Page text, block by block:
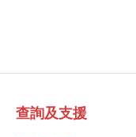
查詢及支援